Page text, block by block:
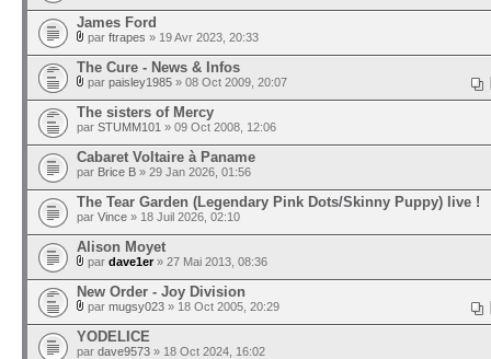
James Ford
par ftrapes » 19 Avr 2023, 20:33
The Cure - News & Infos
par paisley1985 » 08 Oct 2009, 20:07
The sisters of Mercy
par STUMM101 » 09 Oct 2008, 12:06
Cabaret Voltaire à Paname
par Brice B » 29 Jan 2026, 01:56
The Tear Garden (Legendary Pink Dots/Skinny Puppy) live !
par Vince » 18 Juil 2026, 02:10
Alison Moyet
par dave1er» 27 Mai 2013, 08:36
New Order - Joy Division
par mugsy023 » 18 Oct 2005, 20:29
YODELICE
par dave9573 » 18 Oct 2024, 16:02